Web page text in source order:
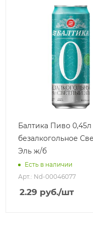
Балтика Пиво
безалкогольное
Эль ж/б
Есть в наличии
Арт.: Nd-00046077
2.29 руб./шт